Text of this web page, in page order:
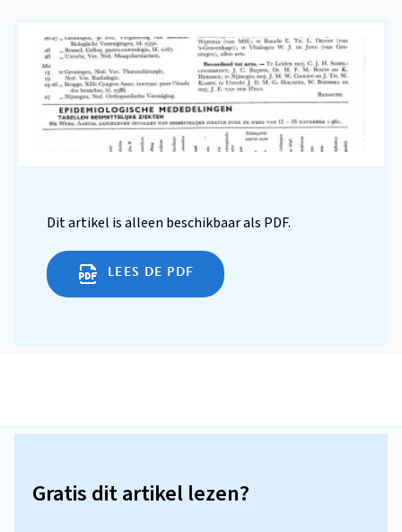
Dit artikel is alleen beschikbaar als PDF.
LEES DE PDF
Gratis dit artikel lezen?